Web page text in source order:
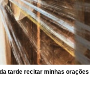
tarde recitar minhas orações